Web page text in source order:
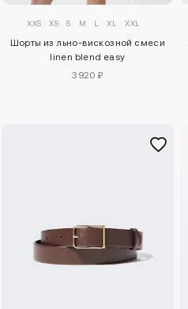
XXS XS S M L XL XXL
Шорты из льно-вискозной смеси
linen blend easy
3920 ₽